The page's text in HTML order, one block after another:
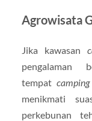
Agrowisata
Jika kawasan
tempatcamping
menikmati
perkebunan